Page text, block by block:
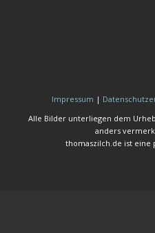
Impressum |
Alle Bilder unterliegen dem
anders
thomaszilch.de ist eine